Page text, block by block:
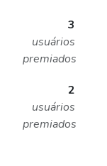
3
usuários
premiados
2
usuários
premiados